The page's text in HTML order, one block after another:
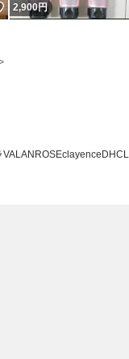
いいね！
2,900円
VALANROSEclayence DHC